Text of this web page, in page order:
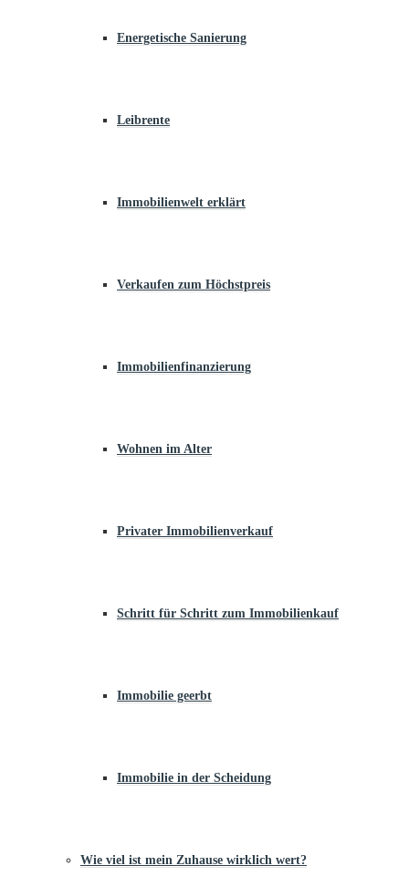
Energetische Sanierung
Leibrente
Immobilienwelt erklärt
Verkaufen zum Höchstpreis
Immobilienfinanzierung
Wohnen im Alter
Privater Immobilienverkauf
Schritt für Schritt zum Immobilienkauf
Immobilie geerbt
Immobilie in der Scheidung
Wie viel ist mein Zuhause wirklich wert?